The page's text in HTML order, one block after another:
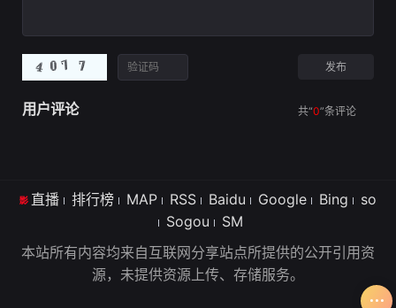
冉的多次相处中，
也发现这个女孩外
世。大姐何家丽和
奶奶何文氏、妈妈
语，3年后天雷将
共“0”条评论
用户评论
直播 排行榜 MAP RSS Baidu Google Bing
so
Sogou
SM
本站所有内容均来自互联网分享站点所提供的公开引用资
源，未提供资源上传、存储服务。